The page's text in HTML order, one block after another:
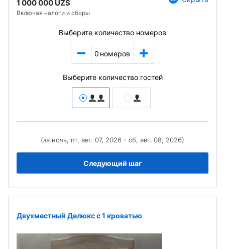
1 000 000 UZS
Включая налоги и сборы
Выберите количество номеров
0 номеров
Выберите количество гостей
(за ночь, пт, авг. 07, 2026 - сб, авг. 08, 2026)
Следующий шаг
Двухместный Делюкс с 1 кроватью